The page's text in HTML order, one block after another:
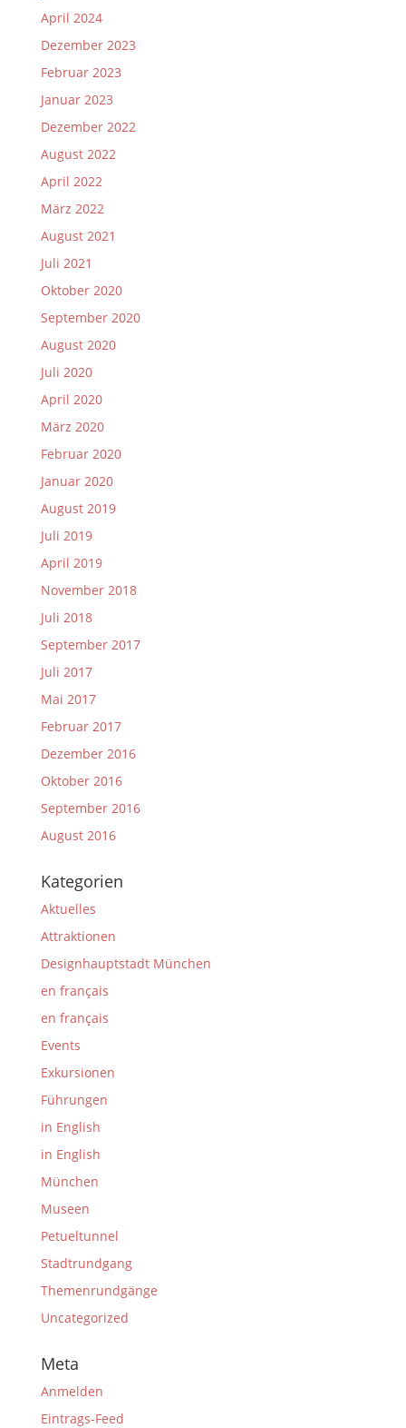
April 2024
Dezember 2023
Februar 2023
Januar 2023
Dezember 2022
August 2022
April 2022
März 2022
August 2021
Juli 2021
Oktober 2020
September 2020
August 2020
Juli 2020
April 2020
März 2020
Februar 2020
Januar 2020
August 2019
Juli 2019
April 2019
November 2018
Juli 2018
September 2017
Juli 2017
Mai 2017
Februar 2017
Dezember 2016
Oktober 2016
September 2016
August 2016
Kategorien
Aktuelles
Attraktionen
Designhauptstadt München
en français
en français
Events
Exkursionen
Führungen
in English
in English
München
Museen
Petueltunnel
Stadtrundgang
Themenrundgänge
Uncategorized
Meta
Anmelden
Eintrags-Feed